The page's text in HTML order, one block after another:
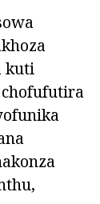
kuti
chofufutira